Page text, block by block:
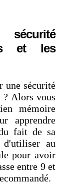
sécurité
et les
une sécurité
? Alors vous
mémoire
apprendre
fait de sa
au
pour avoir
entre 9 et